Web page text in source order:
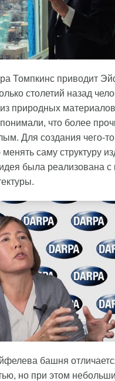
Томпкинс приводит
столетий назад
из природных
что более
Для создания чего-
саму структуру
была реализована
башня
но при этом